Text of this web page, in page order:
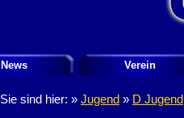
News Verein
Sie sind hier: » Jugend » D Jugend